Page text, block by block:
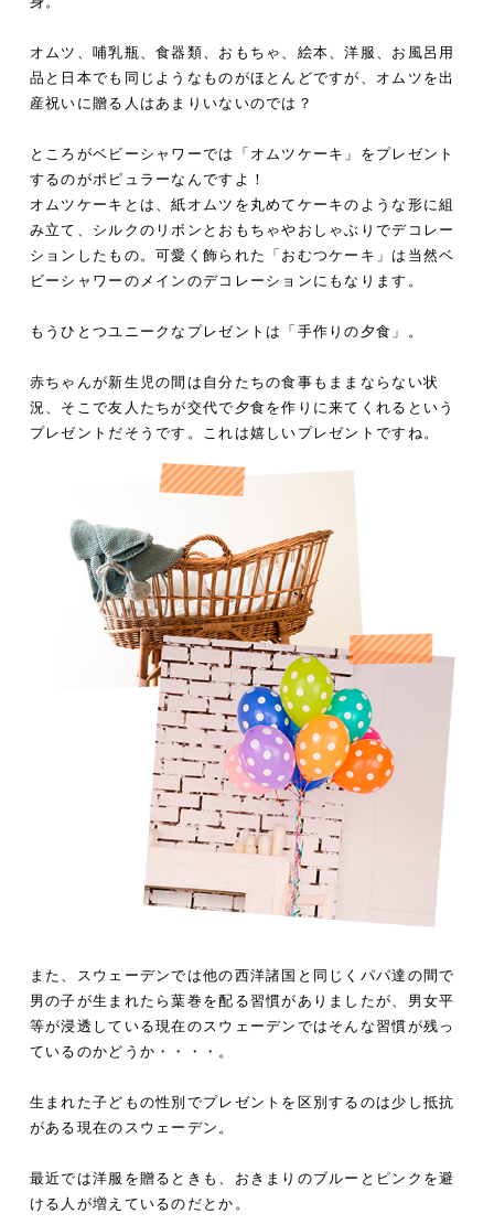
オムツ、哺乳瓶、食器類、おもちゃ、絵本、洋服、お風呂用
品と日本でも同じようなものがほとんどですが、オムツを出
産祝いに贈る人はあまりいないのでは？
ところがベビーシャワーでは「オムツケーキ」をプレゼント
するのがポピュラーなんですよ！
オムツケーキとは、紙オムツを丸めてケーキのような形に組
み立て、シルクのリボンとおもちゃやおしゃぶりでデコレー
ションしたもの。可愛く飾られた「おむつケーキ」は当然ベ
ビーシャワーのメインのデコレーションにもなります。
もうひとつユニークなプレゼントは「手作りの夕食」。
赤ちゃんが新生児の間は自分たちの食事もままならない状
況、そこで友人たちが交代で夕食を作りに来てくれるという
プレゼントだそうです。これは嬉しいプレゼントですね。
また、スウェーデンでは他の西洋諸国と同じくパパ達の間で
男の子が生まれたら葉巻を配る習慣がありましたが、男女平
等が浸透している現在のスウェーデンではそんな習慣が残っ
ているのかどうか・・・・。
生まれた子どもの性別でプレゼントを区別するのは少し抵抗
がある現在のスウェーデン。
最近では洋服を贈るときも、おきまりのブルーとピンクを避
ける人が増えているのだとか。